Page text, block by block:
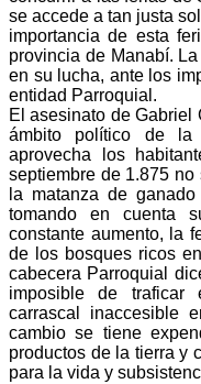
se accede a tan justa
importancia de esta
provincia de Manabí.
en su lucha, ante los
entidad Parroquial.
El asesinato de Gabriel
ámbito político de
aprovecha los
septiembre de 1.875
la matanza de
tomando en cuenta
constante aumento, la
de los bosques ricos
cabecera Parroquial
imposible de traficar
carrascal inaccesible
cambio se tiene
productos de la tierra y
para la vida y